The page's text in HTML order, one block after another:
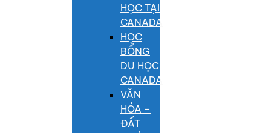
HỌC TẠI
CANADA
HỌC
BỔNG
DU HỌC
CANADA
VĂN
HÓA –
ĐẤT